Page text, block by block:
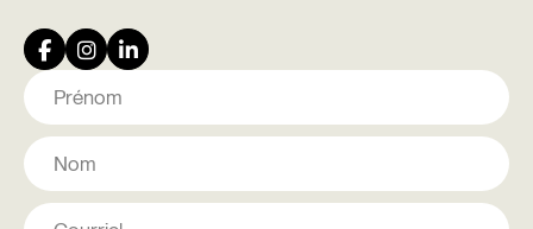
Nom
Prénom
Nom
Courriel